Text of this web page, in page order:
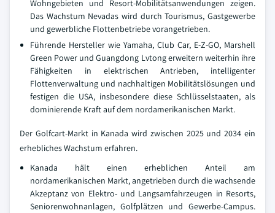
Wohngebieten und Resort-Mobilitätsanwendungen zeigen.
Das Wachstum Nevadas wird durch Tourismus, Gastgewerbe
und gewerbliche Flottenbetriebe vorangetrieben.
Führende Hersteller wie Yamaha, Club Car, E-Z-GO, Marshell
Green Power und Guangdong Lvtong erweitern weiterhin ihre
Fähigkeiten in elektrischen Antrieben, intelligenter
Flottenverwaltung und nachhaltigen Mobilitätslösungen und
festigen die USA, insbesondere diese Schlüsselstaaten, als
dominierende Kraft auf dem nordamerikanischen Markt.
Der Golfcart-Markt in Kanada wird zwischen 2025 und 2034 ein
erhebliches Wachstum erfahren.
Kanada hält einen erheblichen Anteil am
nordamerikanischen Markt, angetrieben durch die wachsende
Akzeptanz von Elektro- und Langsamfahrzeugen in Resorts,
Seniorenwohnanlagen, Golfplätzen und Gewerbe-Campus.